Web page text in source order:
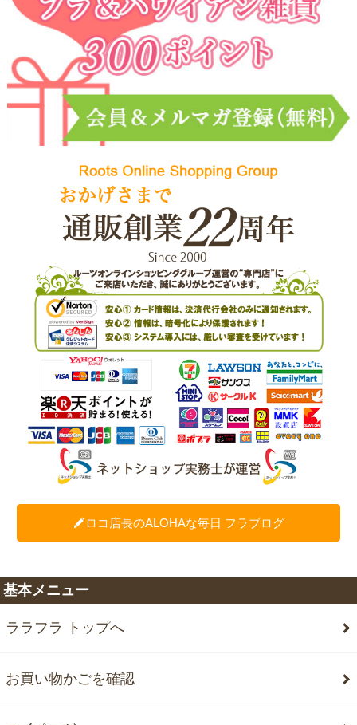
ロコ店長のALOHAな毎日 フラブログ
基本メニュー
ララフラ トップへ
お買い物かごを確認